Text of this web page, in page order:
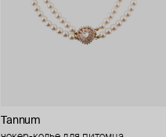
Tannum